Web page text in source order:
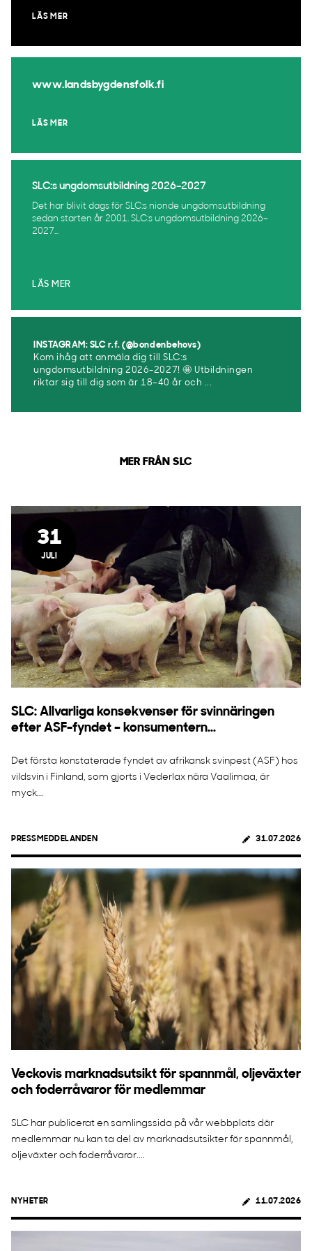
LÄS MER
www.landsbygdensfolk.fi
LÄS MER
SLC:s ungdomsutbildning 2026–2027
Det har blivit dags för SLC:s nionde ungdomsutbildning
sedan starten år 2001. SLC:s ungdomsutbildning 2026–
2027...
LÄS MER
INSTAGRAM: SLC r.f. (@bondenbehovs)
Kom ihåg att anmäla dig till SLC:s
ungdomsutbildning 2026-2027! 🤩 Utbildningen
riktar sig till dig som är 18–40 år och ...
MER FRÅN SLC
31
JULI
SLC: Allvarliga konsekvenser för svinnäringen
efter ASF-fyndet – konsumentern...
Det första konstaterade fyndet av afrikansk svinpest (ASF) hos
vildsvin i Finland, som gjorts i Vederlax nära Vaalimaa, är
myck...
PRESSMEDDELANDEN 31.07.2026
Veckovis marknadsutsikt för spannmål, oljeväxter
och foderråvaror för medlemmar
SLC har publicerat en samlingssida på vår webbplats där
medlemmar nu kan ta del av marknadsutsikter för spannmål,
oljeväxter och foderråvaror....
NYHETER 11.07.2026